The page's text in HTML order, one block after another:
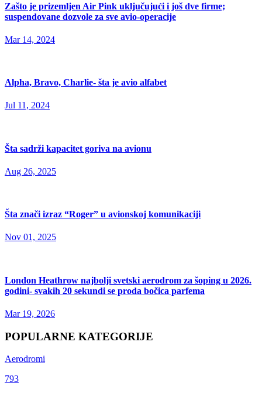
Zašto je prizemljen Air Pink uključujući i još dve firme;
suspendovane dozvole za sve avio-operacije
Mar 14, 2024
Alpha, Bravo, Charlie- šta je avio alfabet
Jul 11, 2024
Šta sadrži kapacitet goriva na avionu
Aug 26, 2025
Šta znači izraz “Roger” u avionskoj komunikaciji
Nov 01, 2025
London Heathrow najbolji svetski aerodrom za šoping u 2026.
godini- svakih 20 sekundi se proda bočica parfema
Mar 19, 2026
POPULARNE KATEGORIJE
Aerodromi
793